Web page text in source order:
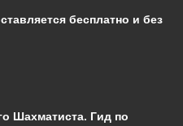
бесплатно и без
Шахматиста. Гид по